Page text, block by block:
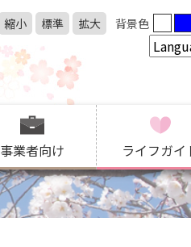
縮小 標準 拡大 背景色
事業者向け ライフガイ